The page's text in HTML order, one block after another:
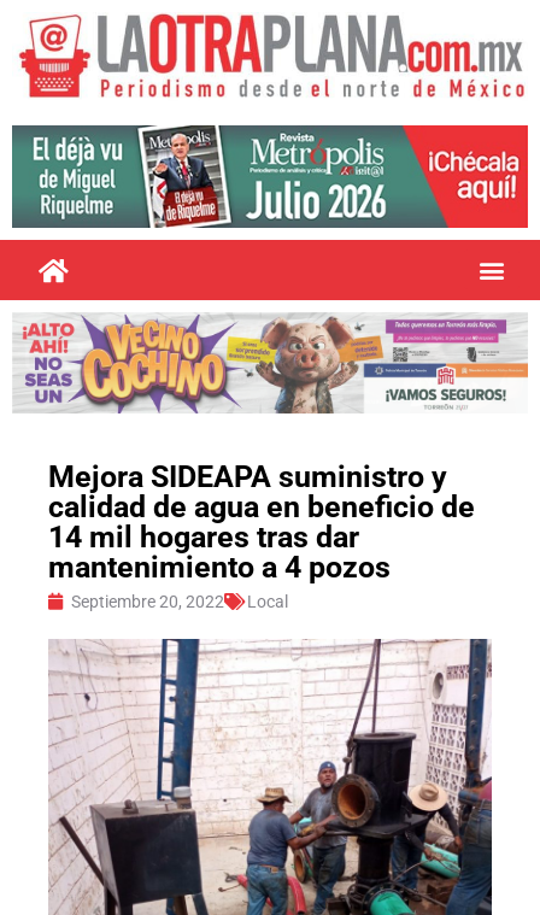
Mejora SIDEAPA suministro y
calidad de agua en beneficio de
14 mil hogares tras dar
mantenimiento a 4 pozos
Septiembre 20, 2022 Local